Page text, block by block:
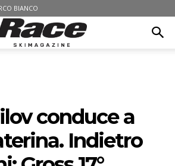
BIANCO
conduce a
Indietro